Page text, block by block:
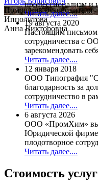
Помощник руководителя
Ипполитова
Анна Викторовна
профессионализм и
Читать далее....
19 августа 2020
Настоящим письмом
сотрудничества с
зарекомендовать
Читать далее....
12 января 2018
ООО Типография
благодарность за
сотрудничество в
Читать далее....
6 августа 2026
ООО «ПромХим»
Юридической фирме
плодотворное
Читать далее....
Стоимость